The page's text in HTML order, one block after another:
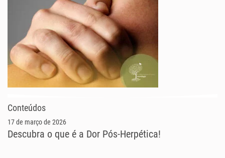
Conteúdos
17 de março de 2026
Descubra o que é a Dor Pós-Herpética!